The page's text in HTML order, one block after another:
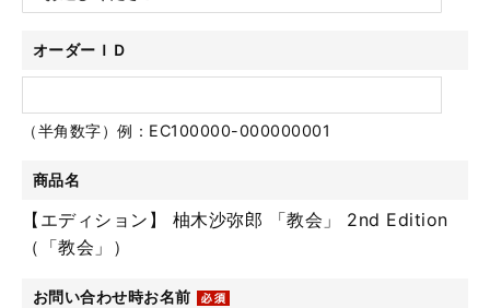
オーダーＩＤ
（半角数字）例：EC100000-000000001
商品名
【エディション】 柚木沙弥郎 「教会」 2nd Edition
（「教会」）
お問い合わせ時お名前